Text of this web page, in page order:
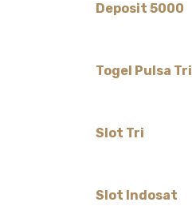
Deposit 5000
Togel Pulsa Tri
Slot Tri
Slot Indosat